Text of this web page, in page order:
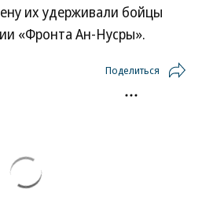
их удерживали бойцы
«Фронта Ан-Нусры».
Поделиться